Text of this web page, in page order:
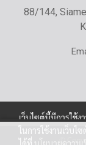
88/144,
©
เว็บไซต์นี้มีการใช้
ในการใช้งานเว็บไ